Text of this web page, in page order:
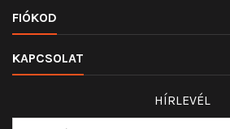
FIÓKOD
KAPCSOLAT
HÍRLEVÉL